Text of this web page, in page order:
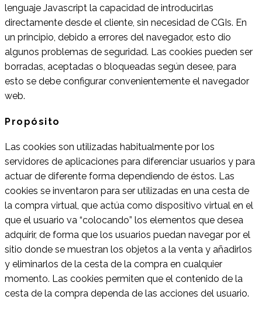
lenguaje Javascript la capacidad de introducirlas
directamente desde el cliente, sin necesidad de CGIs. En
un principio, debido a errores del navegador, esto dio
algunos problemas de seguridad. Las cookies pueden ser
borradas, aceptadas o bloqueadas según desee, para
esto se debe configurar convenientemente el navegador
web.
Propósito
Las cookies son utilizadas habitualmente por los
servidores de aplicaciones para diferenciar usuarios y para
actuar de diferente forma dependiendo de éstos. Las
cookies se inventaron para ser utilizadas en una cesta de
la compra virtual, que actúa como dispositivo virtual en el
que el usuario va “colocando” los elementos que desea
adquirir, de forma que los usuarios puedan navegar por el
sitio donde se muestran los objetos a la venta y añadirlos
y eliminarlos de la cesta de la compra en cualquier
momento. Las cookies permiten que el contenido de la
cesta de la compra dependa de las acciones del usuario.